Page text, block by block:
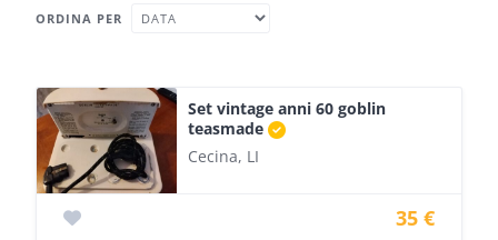
ORDINA PER
Set vintage anni 60 goblin
teasmade
Cecina, LI
35 €